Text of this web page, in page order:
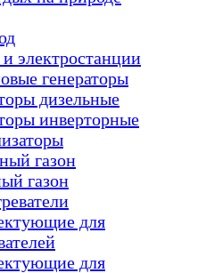
электростанции
генераторы
дизельные
инверторные
газон
газон
для
для